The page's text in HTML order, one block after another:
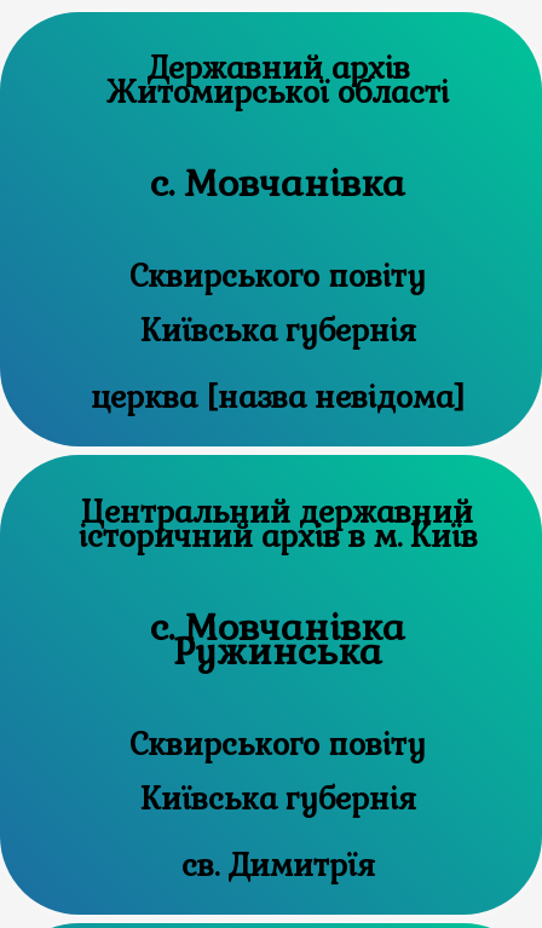
Державний архів
Житомирської області
с. Мовчанівка
Сквирського повіту
Київська губернія
церква [назва невідома]
Центральний державний
історичний архів в м. Київ
с. Мовчанівка
Ружинська
Сквирського повіту
Київська губернія
св. Димитрїя